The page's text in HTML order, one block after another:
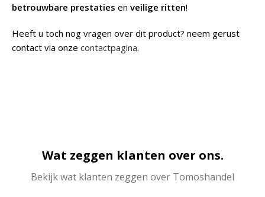
betrouwbare prestaties en veilige ritten!
Heeft u toch nog vragen over dit product? neem gerust
contact via onze contactpagina.
Wat zeggen klanten over ons.
Bekijk wat klanten zeggen over Tomoshandel